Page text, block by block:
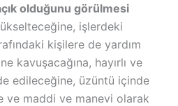
olduğunu görülmesi
işlerdeki
kişilere de yardım
kavuşacağına, hayırlı ve
edileceğine, üzüntü içinde
ve maddi ve manevi olarak